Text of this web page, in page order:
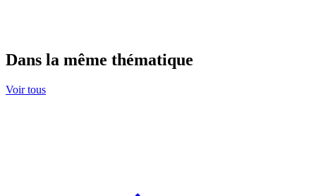
Dans la même thématique
Voir tous